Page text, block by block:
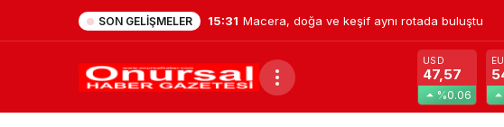
SON GELIŞMELER 15:31 Macera, doğa ve keşif aynı rotada buluştu
USD
47,57
%0.06